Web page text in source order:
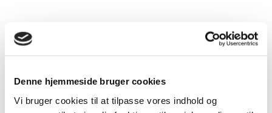
Denne hjemmeside bruger cookies
Vi bruger cookies til at tilpasse vores indhold og